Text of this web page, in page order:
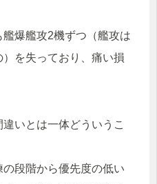
爆艦攻2機ずつ（艦攻は
を失っており、痛い損
いとは一体どういうこ
段階から優先度の低い